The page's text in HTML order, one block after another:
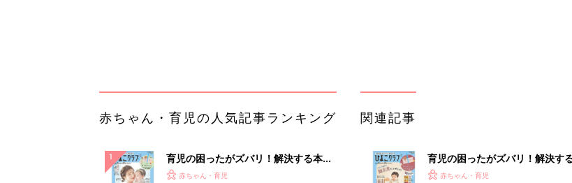
リーダーへの警鐘。自律型組織をつく
る前に外せな...
PR（ビズヒント）